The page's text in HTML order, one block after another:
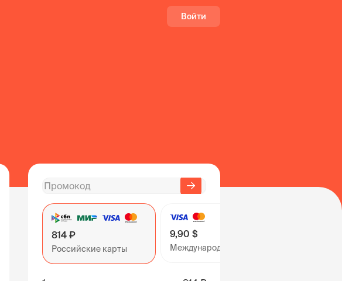
Войти
814 ₽
Российские карты
9,90 $
Международные карты